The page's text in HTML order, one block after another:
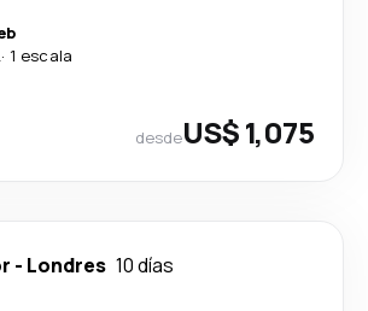
· 1 escala
desdeUS$ 1,075
- Londres 10 días